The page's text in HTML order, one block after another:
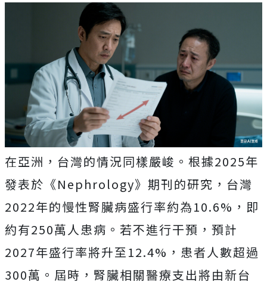
在亞洲，台灣的情況同樣嚴峻。根據2025年
發表於《Nephrology》期刊的研究，台灣
2022年的慢性腎臟病盛行率約為10.6%，即
約有250萬人患病。若不進行干預，預計
2027年盛行率將升至12.4%，患者人數超過
300萬。屆時，腎臟相關醫療支出將由新台